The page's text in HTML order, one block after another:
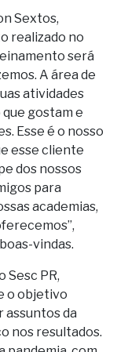
Sextos,
realizado no
será
A área de
atividades
gostam e
Esse é o nosso
esse cliente
dos nossos
para
academias,
vindas.
Sesc PR,
o objetivo
assuntos da
nos resultados.